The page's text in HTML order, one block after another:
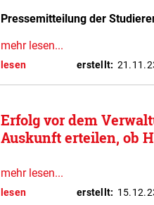
Pressemitteilung der
mehr lesen...
lesen erstellt:
Erfolg vor dem
Auskunft erteilen, ob
mehr lesen...
lesen erstellt: